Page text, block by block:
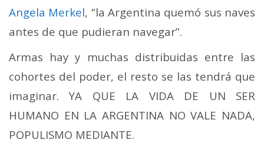
Angela Merkel, “la Argentina quemó sus naves
antes de que pudieran navegar”.
Armas hay y muchas distribuidas entre las
cohortes del poder, el resto se las tendrá que
imaginar. YA QUE LA VIDA DE UN SER
HUMANO EN LA ARGENTINA NO VALE NADA,
POPULISMO MEDIANTE.